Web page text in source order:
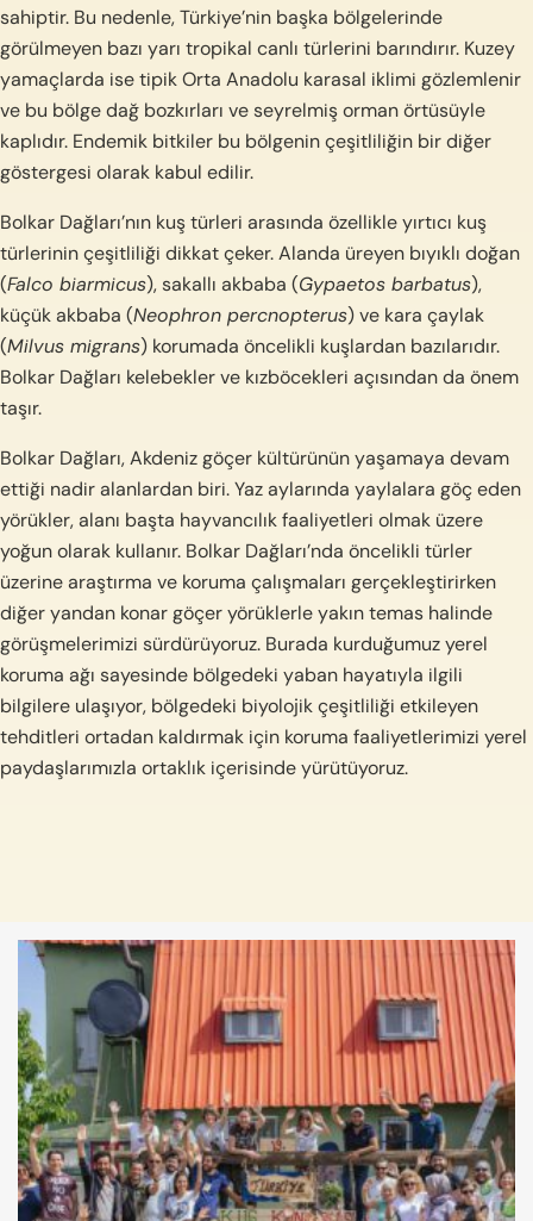
sahiptir. Bu nedenle, Türkiye’nin başka bölgelerinde
görülmeyen bazı yarı tropikal canlı türlerini barındırır. Kuzey
yamaçlarda ise tipik Orta Anadolu karasal iklimi gözlemlenir
ve bu bölge dağ bozkırları ve seyrelmiş orman örtüsüyle
kaplıdır. Endemik bitkiler bu bölgenin çeşitliliğin bir diğer
göstergesi olarak kabul edilir.
Bolkar Dağları’nın kuş türleri arasında özellikle yırtıcı kuş
türlerinin çeşitliliği dikkat çeker. Alanda üreyen bıyıklı doğan
(Falco biarmicus), sakallı akbaba (Gypaetos barbatus),
küçük akbaba (Neophron percnopterus) ve kara çaylak
(Milvus migrans) korumada öncelikli kuşlardan bazılarıdır.
Bolkar Dağları kelebekler ve kızböcekleri açısından da önem
taşır.
Bolkar Dağları, Akdeniz göçer kültürünün yaşamaya devam
ettiği nadir alanlardan biri. Yaz aylarında yaylalara göç eden
yörükler, alanı başta hayvancılık faaliyetleri olmak üzere
yoğun olarak kullanır. Bolkar Dağları’nda öncelikli türler
üzerine araştırma ve koruma çalışmaları gerçekleştirirken
diğer yandan konar göçer yörüklerle yakın temas halinde
görüşmelerimizi sürdürüyoruz. Burada kurduğumuz yerel
koruma ağı sayesinde bölgedeki yaban hayatıyla ilgili
bilgilere ulaşıyor, bölgedeki biyolojik çeşitliliği etkileyen
tehditleri ortadan kaldırmak için koruma faaliyetlerimizi yerel
paydaşlarımızla ortaklık içerisinde yürütüyoruz.